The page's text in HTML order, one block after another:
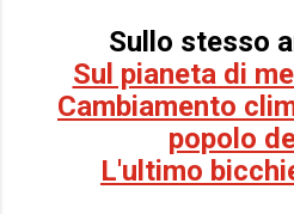
Sullo stesso
Sul pianeta di
Cambiamento
popolo
L'ultimo